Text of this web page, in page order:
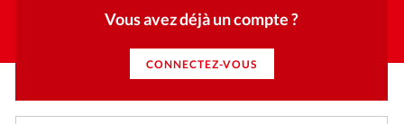
Vous avez déjà un compte ?
CONNECTEZ-VOUS